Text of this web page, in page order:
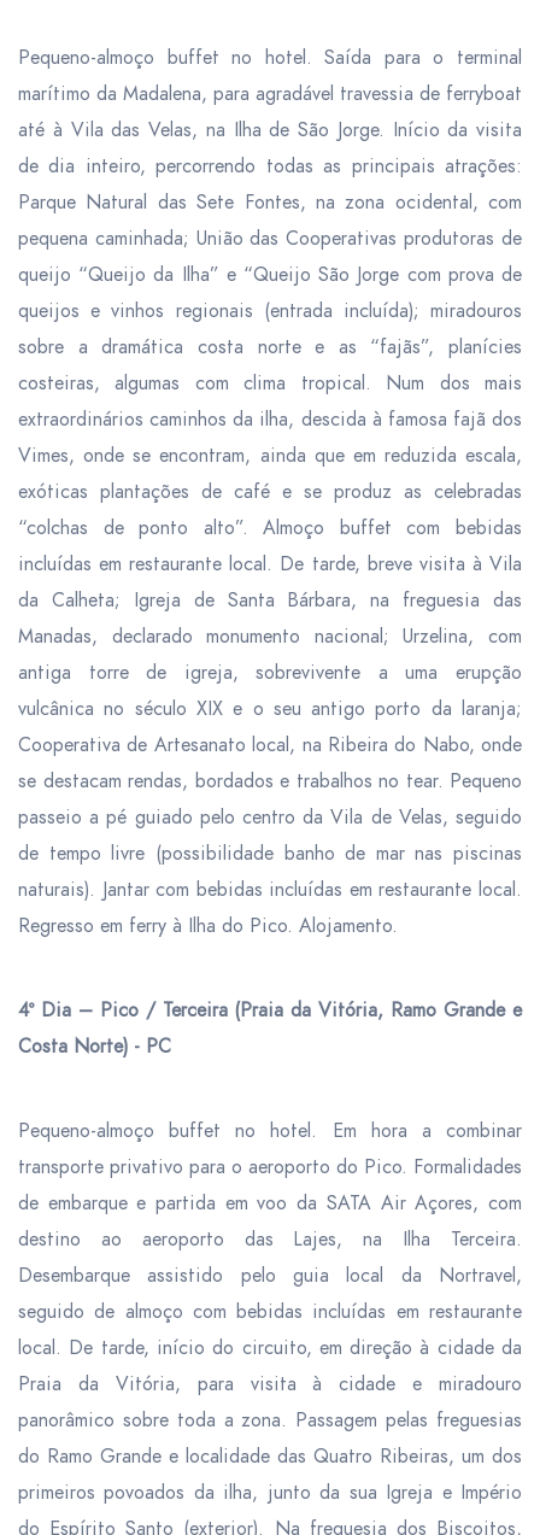
Pequeno-almoço buffet no hotel. Saída para o terminal
marítimo da Madalena, para agradável travessia de ferryboat
até à Vila das Velas, na Ilha de São Jorge. Início da visita
de dia inteiro, percorrendo todas as principais atrações:
Parque Natural das Sete Fontes, na zona ocidental, com
pequena caminhada; União das Cooperativas produtoras de
queijo “Queijo da Ilha” e “Queijo São Jorge com prova de
queijos e vinhos regionais (entrada incluída); miradouros
sobre a dramática costa norte e as “fajãs”, planícies
costeiras, algumas com clima tropical. Num dos mais
extraordinários caminhos da ilha, descida à famosa fajã dos
Vimes, onde se encontram, ainda que em reduzida escala,
exóticas plantações de café e se produz as celebradas
“colchas de ponto alto”.Almoço buffet com bebidas
incluídas em restaurante local. De tarde, breve visita à Vila
da Calheta; Igreja de Santa Bárbara, na freguesia das
Manadas, declarado monumento nacional; Urzelina, com
antiga torre de igreja, sobrevivente a uma erupção
vulcânica no século XIX e o seu antigo porto da laranja;
Cooperativa de Artesanato local, na Ribeira do Nabo, onde
se destacam rendas, bordados e trabalhos no tear. Pequeno
passeio a pé guiado pelo centro da Vila de Velas, seguido
de tempo livre (possibilidade banho de mar nas piscinas
naturais). Jantarcom bebidas incluídas em restaurante local.
Regresso em ferry à Ilha do Pico. Alojamento.
4º Dia – Pico / Terceira (Praia da Vitória, Ramo Grande e
Costa Norte) - PC
Pequeno-almoço buffet no hotel. Em hora a combinar
transporte privativo para o aeroporto do Pico. Formalidades
de embarque e partida em voo da SATA Air Açores, com
destino ao aeroporto das Lajes, na Ilha Terceira.
Desembarque assistido pelo guia local da Nortravel,
seguido de almoço com bebidas incluídas em restaurante
local. De tarde, início do circuito, em direção à cidade da
Praia da Vitória, para visita à cidade e miradouro
panorâmico sobre toda a zona. Passagem pelas freguesias
do Ramo Grande e localidade das Quatro Ribeiras, um dos
primeiros povoados da ilha, junto da sua Igreja e Império
do Espírito Santo (exterior). Na freguesia dos Biscoitos,